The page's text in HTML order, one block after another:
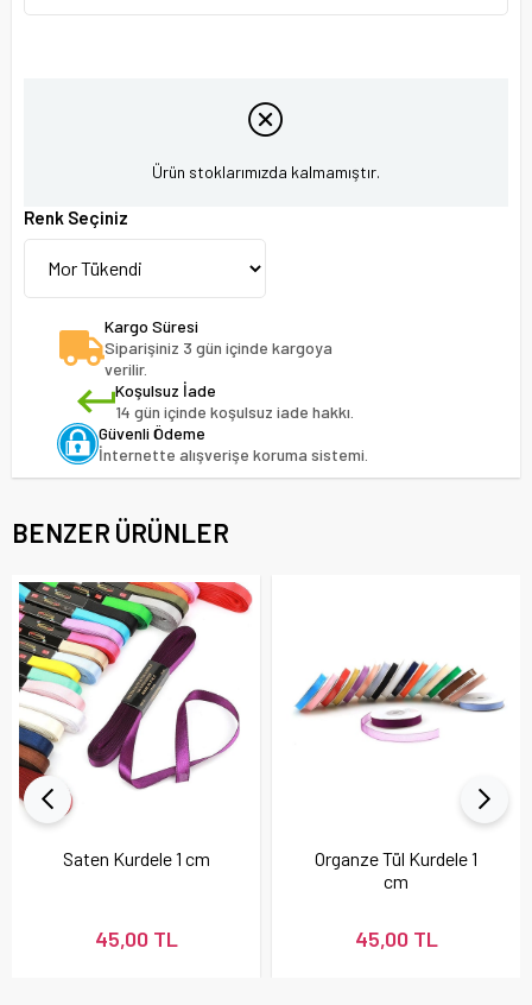
Ürün stoklarımızda kalmamıştır.
Renk Seçiniz
Kargo Süresi
Siparişiniz 3 gün içinde kargoya
verilir.
Koşulsuz İade
14 gün içinde koşulsuz iade hakkı.
Güvenli Ödeme
İnternette alışverişe koruma sistemi.
BENZER ÜRÜNLER
Saten Kurdele 1 cm
45,00 TL
Organze Tül Kurdele 1
cm
45,00 TL